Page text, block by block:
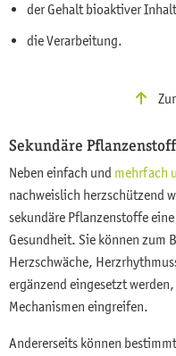
der Gehalt bioaktiver
die Verarbeitung.
Sekundäre
Neben einfach und mehrfach
nachweislich herzschützend
sekundäre Pflanzenstoffe
Gesundheit. Sie können zum
Herzschwäche,
ergänzend eingesetzt
Mechanismen eingreifen.
Andererseits können